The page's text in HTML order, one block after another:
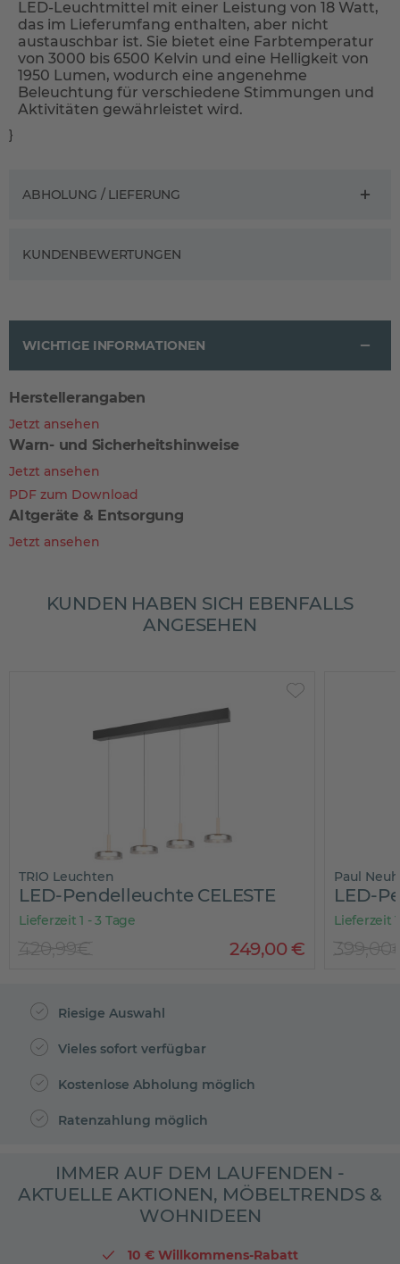
LED-Leuchtmittel mit einer Leistung von 18 Watt,
das im Lieferumfang enthalten, aber nicht
austauschbar ist. Sie bietet eine Farbtemperatur
von 3000 bis 6500 Kelvin und eine Helligkeit von
1950 Lumen, wodurch eine angenehme
Beleuchtung für verschiedene Stimmungen und
Aktivitäten gewährleistet wird.
}
ABHOLUNG / LIEFERUNG
KUNDENBEWERTUNGEN
WICHTIGE INFORMATIONEN
Herstellerangaben
Jetzt ansehen
Warn- und Sicherheitshinweise
Jetzt ansehen
PDF zum Download
Altgeräte & Entsorgung
Jetzt ansehen
KUNDEN HABEN SICH EBENFALLS
ANGESEHEN
TRIO Leuchten
LED-Pendelleuchte CELESTE
Lieferzeit 1 - 3 Tage
249,00€
420,99€
Paul
LED-
Lieferzeit
Riesige Auswahl
Vieles sofort verfügbar
Kostenlose Abholung möglich
Ratenzahlung möglich
IMMER AUF DEM LAUFENDEN -
AKTUELLE AKTIONEN, MÖBELTRENDS &
WOHNIDEEN
10 € Willkommens-Rabatt